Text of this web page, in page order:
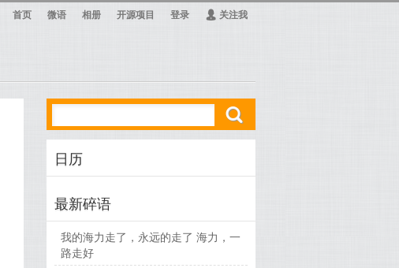
首页 微语 相册 开源项目 登录 Ą 关注我
ő
日历
最新碎语
我的海力走了，永远的走了 海力，一
路走好